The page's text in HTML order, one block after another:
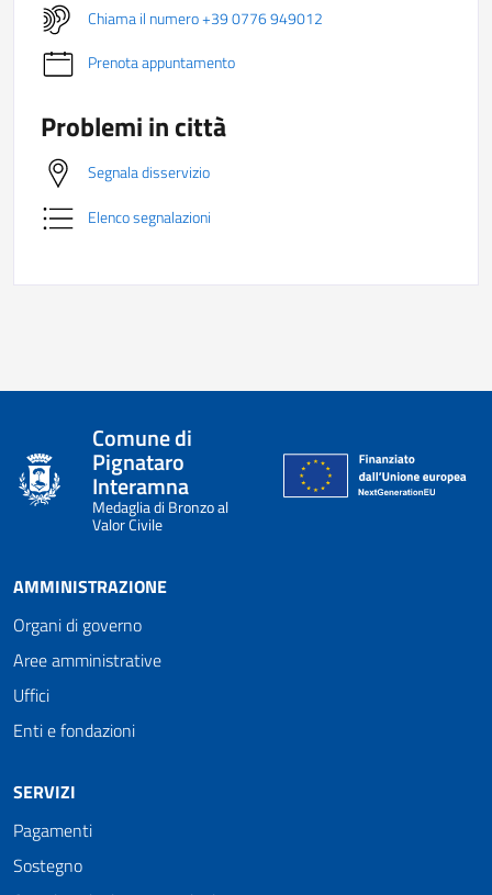
Chiama il numero +39 0776 949012
Prenota appuntamento
Problemi in città
Segnala disservizio
Elenco segnalazioni
Comune di
Pignataro
Interamna
Medaglia di Bronzo al
Valor Civile
AMMINISTRAZIONE
Organi di governo
Aree amministrative
Uffici
Enti e fondazioni
SERVIZI
Pagamenti
Sostegno